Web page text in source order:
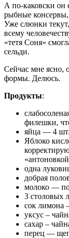
А по-каковски
рыбные консервы,
Уже слюнки текут,
всему
«тетя Соня»
сельди.
Сейчас мне ясно,
формы. Делюсь.
Продукты:
филешки,
яйца — 4 шт.
Яблоко
одна
добрая
молоко —
3 столовых
сок лимона
уксус –
сахар –
перец —